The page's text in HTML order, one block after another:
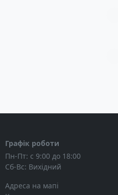
Графік роботи
Пн-Пт: с 9:00 до 18:00
Сб-Вс: Вихідний
Адреса на мапі